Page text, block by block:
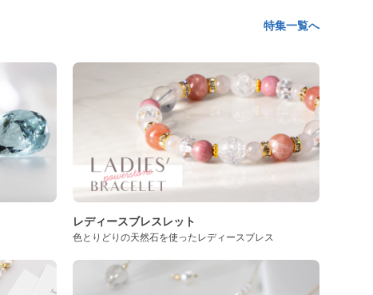
特集一覧へ
レディースブレスレット
色とりどりの天然石を使ったレディースブレス